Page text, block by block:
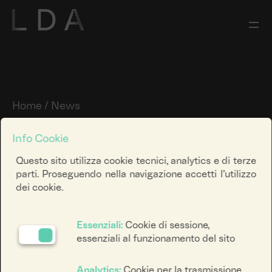
Info Cookie
Questo sito utilizza cookie tecnici, analytics e di terze
parti. Proseguendo nella navigazione accetti l’utilizzo
dei cookie.
Essenziali:Cookie di sessione,
essenziali al funzionamento del sito
Home / News
È online la mappa di Luci
d'Artista 28° edizione